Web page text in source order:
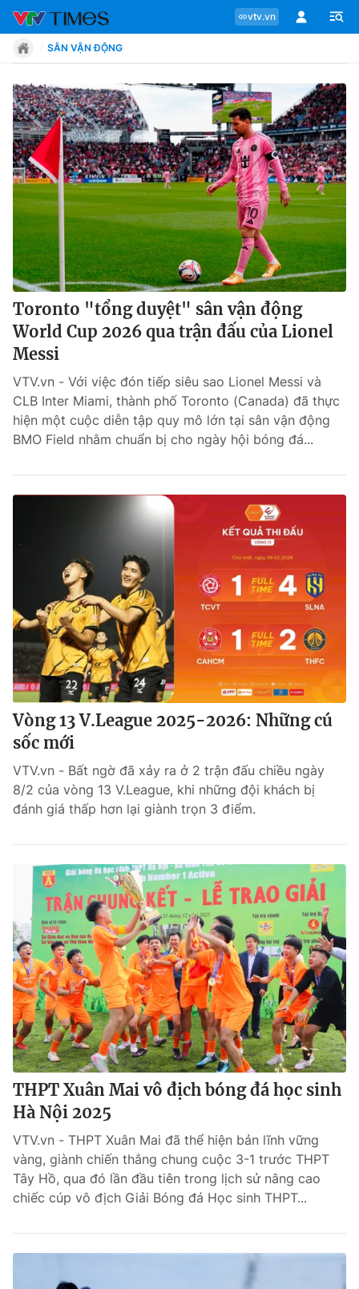
vtv.vn
Chuyên mục
Tin tức
Move
Phong cách
Chân dung
Sự kiện
Bóng đá
Thể thao Điện tử
SÂN VẬN ĐỘNG
Toronto "tổng duyệt" sân vận động
World Cup 2026 qua trận đấu của Lionel
Messi
VTV.vn - Với việc đón tiếp siêu sao Lionel Messi và
CLB Inter Miami, thành phố Toronto (Canada) đã thực
hiện một cuộc diễn tập quy mô lớn tại sân vận động
BMO Field nhằm chuẩn bị cho ngày hội bóng đá...
Vòng 13 V.League 2025-2026: Những cú
sốc mới
VTV.vn - Bất ngờ đã xảy ra ở 2 trận đấu chiều ngày
8/2 của vòng 13 V.League, khi những đội khách bị
đánh giá thấp hơn lại giành trọn 3 điểm.
THPT Xuân Mai vô địch bóng đá học sinh
Hà Nội 2025
VTV.vn - THPT Xuân Mai đã thể hiện bản lĩnh vững
vàng, giành chiến thắng chung cuộc 3-1 trước THPT
Tây Hồ, qua đó lần đầu tiên trong lịch sử nâng cao
chiếc cúp vô địch Giải Bóng đá Học sinh THPT...